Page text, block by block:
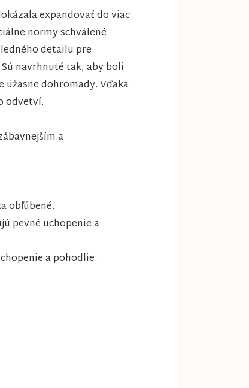
expandovať do viac
normy schválené
detailu pre
navrhnuté tak, aby boli
dohromady. Vďaka
odvetví.
a
obľúbené.
pevné uchopenie a
a pohodlie.